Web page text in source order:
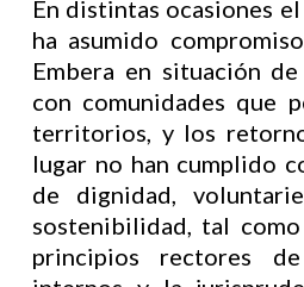
En distintas ocasiones
ha asumido
Embera en situación
con comunidades que
territorios, y los
lugar no han cumplido
de dignidad,
sostenibilidad, tal
principios rectores de